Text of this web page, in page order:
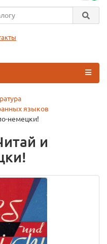
языков
немецки!
и